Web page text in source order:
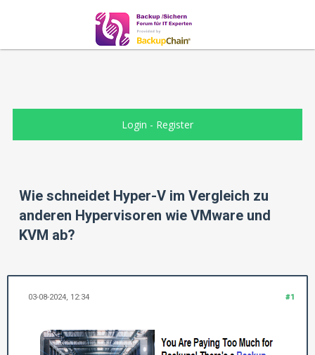
Login - Register
Wie schneidet Hyper-V im Vergleich zu
anderen Hypervisoren wie VMware und
KVM ab?
#1
03-08-2024, 12:34